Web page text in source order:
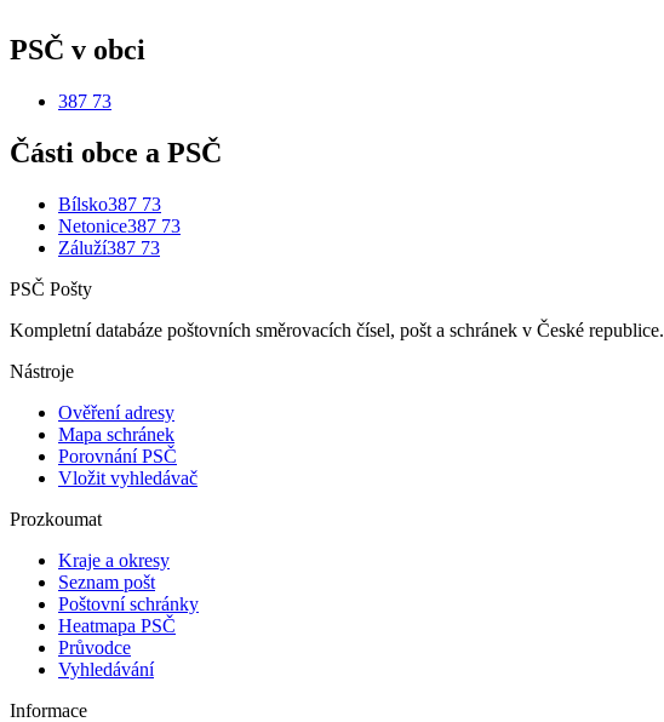
PSČ v obci
387 73
Části obce a PSČ
Bílsko387 73
Netonice387 73
Záluží387 73
PSČ Pošty
Kompletní databáze poštovních směrovacích čísel, pošt a schránek v České republice.
Nástroje
Ověření adresy
Mapa schránek
Porovnání PSČ
Vložit vyhledávač
Prozkoumat
Kraje a okresy
Seznam pošt
Poštovní schránky
Heatmapa PSČ
Průvodce
Vyhledávání
Informace